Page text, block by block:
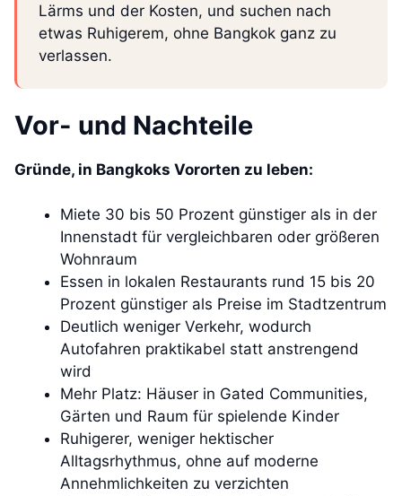
Lärms und der Kosten, und suchen nach
etwas Ruhigerem, ohne Bangkok ganz zu
verlassen.
Vor- und Nachteile
Gründe, in Bangkoks Vororten zu leben:
Miete 30 bis 50 Prozent günstiger als in der
Innenstadt für vergleichbaren oder größeren
Wohnraum
Essen in lokalen Restaurants rund 15 bis 20
Prozent günstiger als Preise im Stadtzentrum
Deutlich weniger Verkehr, wodurch
Autofahren praktikabel statt anstrengend
wird
Mehr Platz: Häuser in Gated Communities,
Gärten und Raum für spielende Kinder
Ruhigerer, weniger hektischer
Alltagsrhythmus, ohne auf moderne
Annehmlichkeiten zu verzichten